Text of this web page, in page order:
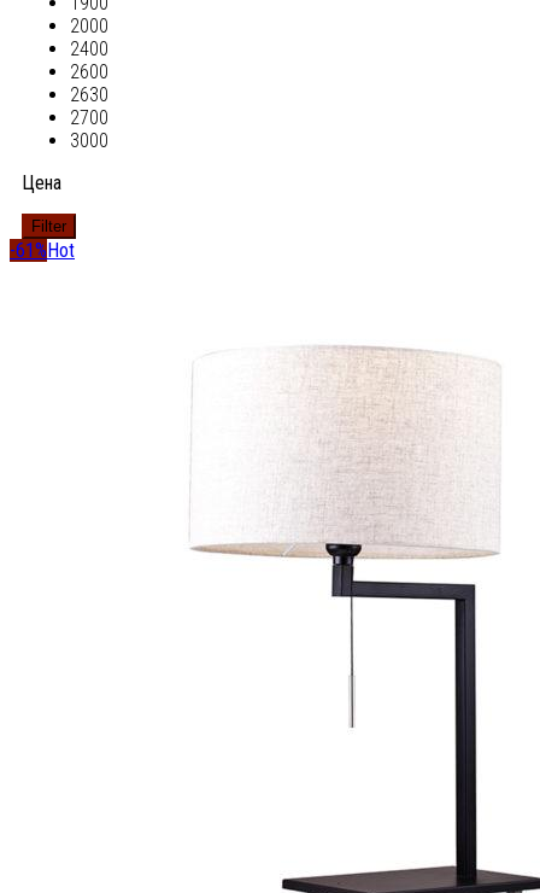
2000
2400
2600
2630
2700
3000
Цена
Filter
-61% Hot